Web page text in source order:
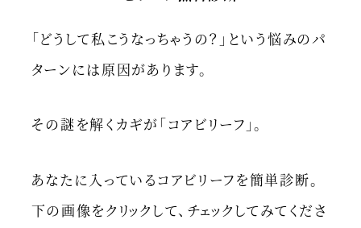
「どうして私こうなっちゃうの？」という悩みのパ
ターンには原因があります。
その謎を解くカギが「コアビリーフ」。
あなたに入っているコアビリーフを簡単診断。
下の画像をクリックして、チェックしてみてくださ